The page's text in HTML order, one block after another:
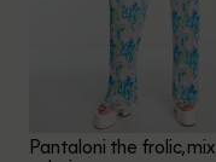
Pantaloni the frolic, mix